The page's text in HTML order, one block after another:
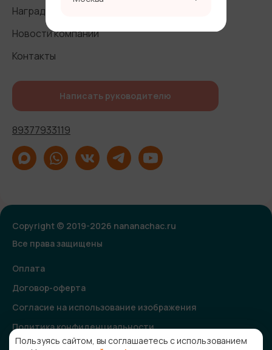
Награды и СМИ
Новости компании
Контакты
Написать руководителю
89377933119
Copyright © 2019-2026 nananachac.ru
Все права защищены
Оплата
Договор-оферта
Согласие на использование изображения
Политика конфиденциальности
Согласие на получение рекламной и информационной
Пользуясь сайтом, вы соглашаетесь с использованием